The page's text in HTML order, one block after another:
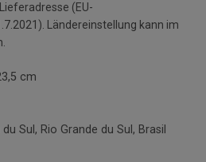
(EU-
Ländereinstellung kann im
cm
Sul, Rio Grande du Sul, Brasil